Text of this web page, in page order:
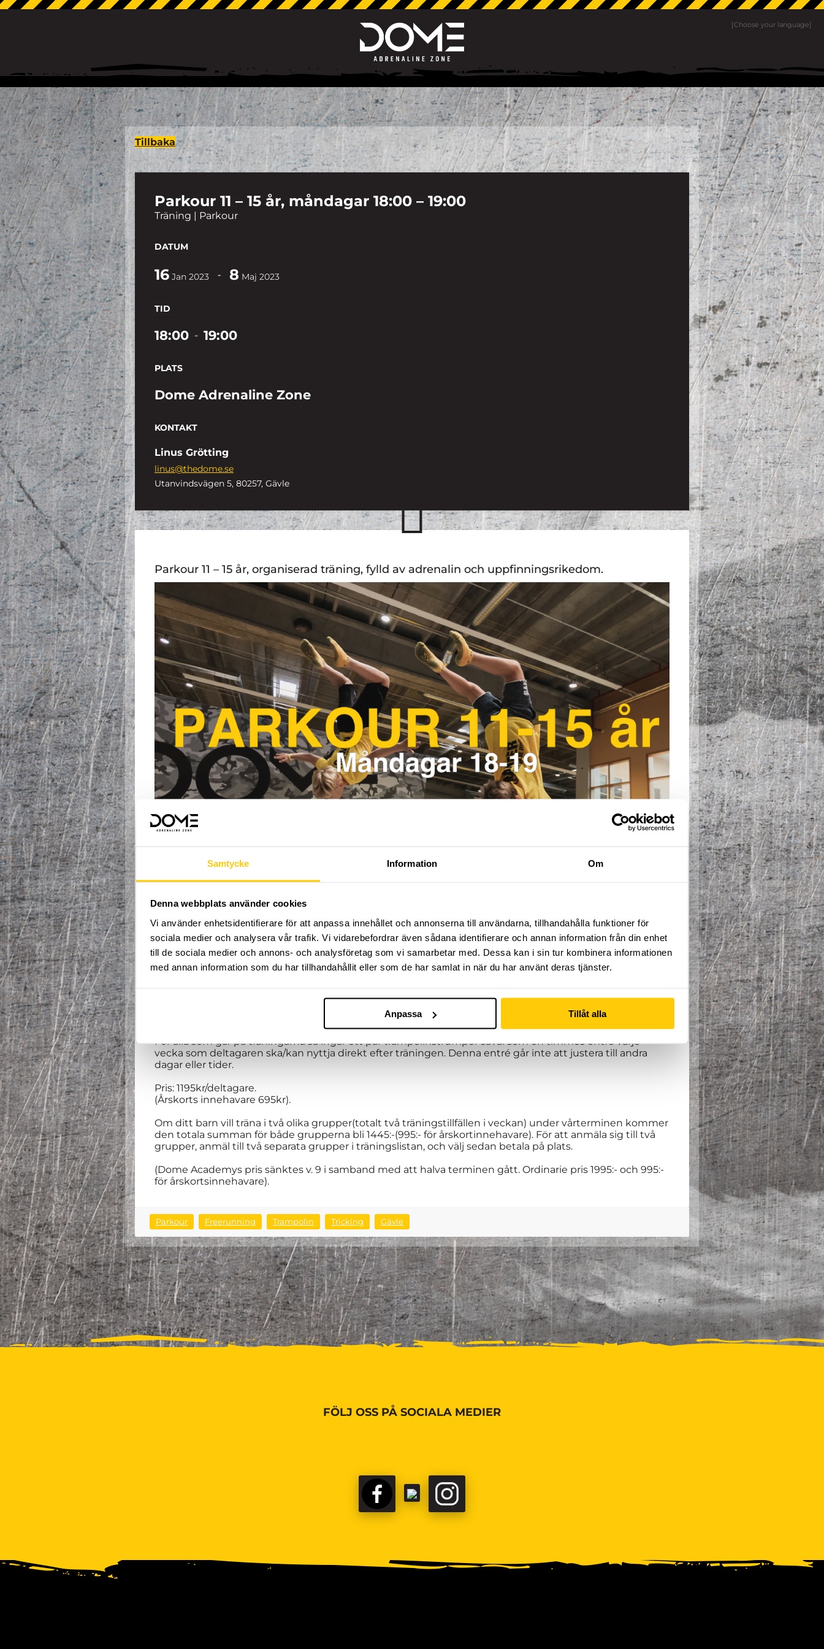
Samtycke Information Om
Denna webbplats använder cookies
Vi använder enhetsidentifierare för att anpassa innehållet och annonserna till användarna, tillhandahålla funktioner för
sociala medier och analysera vår trafik. Vi vidarebefordrar även sådana identifierare och annan information från din enhet
till de sociala medier och annons- och analysföretag som vi samarbetar med. Dessa kan i sin tur kombinera informationen
med annan information som du har tillhandahållit eller som de har samlat in när du har använt deras tjänster.
Anpassa Tillåt alla
[Choose your language]
Tillbaka
Parkour 11 – 15 år, måndagar 18:00 – 19:00
Träning | Parkour
DATUM
16 Jan 2023 - 8 Maj 2023
TID
18:00 - 19:00
PLATS
Dome Adrenaline Zone
KONTAKT
Linus Grötting
linus@thedome.se
Utanvindsvägen 5, 80257, Gävle
Parkour 11 – 15 år, organiserad träning, fylld av adrenalin och uppfinningsrikedom.
får tränaparkour, freerunningochtrickingi nordens största extremsportsarena!
Våra erfarna coacher tar hand om dig och ser till att du ständigt utvecklas i den riktning du brinner för.
Spontanitet, glädje och kamratskap är våra nyckelord!
Alla mellan 10 - 15 år är välkomna att delta. Träning varje måndag 18:00-19:00. Vårterminen pågår från 16:e
februari) för sportlov och v. 15(10:e april) för påsklov.
OBS. Träningstillfället 1:a maj är flyttat till tisdagen 2:a maj 18:00.
För alla som går på träningarna så ingår ett par trampolinstrumpor såväl som en timmes entré varje
vecka som deltagaren ska/kan nyttja direkt efter träningen. Denna entré går inte att justera till andra
dagar eller tider.
Pris: 1195kr/deltagare.
(Årskorts innehavare 695kr).
Om ditt barn vill träna i två olika grupper(totalt två träningstillfällen i veckan) under vårterminen kommer
den totala summan för både grupperna bli 1445:-(995:- för årskortinnehavare). För att anmäla sig till två
grupper, anmäl till två separata grupper i träningslistan, och välj sedan betala på plats.
(Dome Academys pris sänktes v. 9 i samband med att halva terminen gått. Ordinarie pris 1995:- och 995:-
för årskortsinnehavare).
Parkour Freerunning Trampolin Tricking Gävle
FÖLJ OSS PÅ SOCIALA MEDIER
FACEBOOKTIKTOK